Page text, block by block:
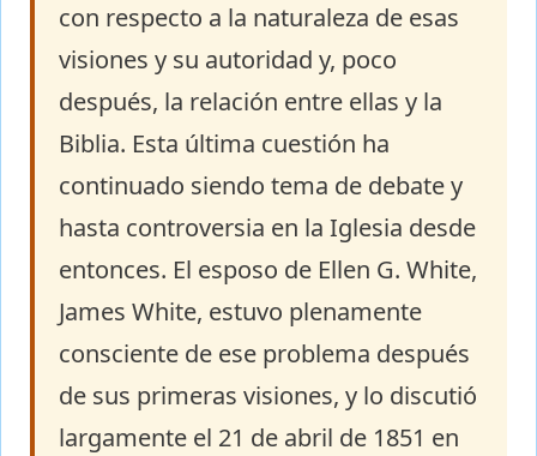
con respecto a la naturaleza de esas
visiones y su autoridad y, poco
después, la relación entre ellas y la
Biblia. Esta última cuestión ha
continuado siendo tema de debate y
hasta controversia en la Iglesia desde
entonces. El esposo de Ellen G. White,
James White, estuvo plenamente
consciente de ese problema después
de sus primeras visiones, y lo discutió
largamente el 21 de abril de 1851 en